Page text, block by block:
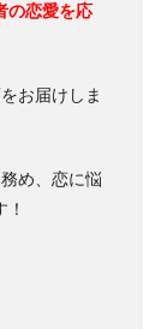
の恋愛を応
お届けしま
め、恋に悩